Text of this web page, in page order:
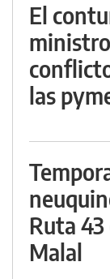
El
las
Ruta
Malal